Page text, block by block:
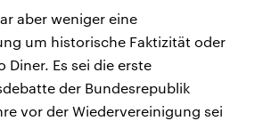
aber weniger eine
um historische Faktizität oder
Diner. Es sei die erste
der Bundesrepublik
vor der Wiedervereinigung sei